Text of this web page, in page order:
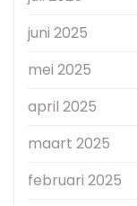
juni 2025
mei 2025
april 2025
maart 2025
februari 2025